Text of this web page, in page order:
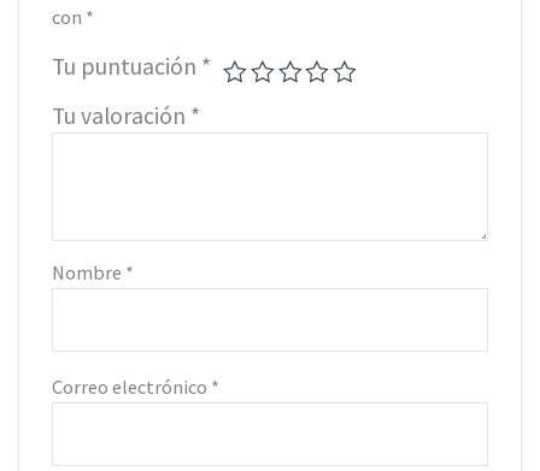
con *
Tu puntuación *
Tu valoración *
Nombre *
Correo electrónico *